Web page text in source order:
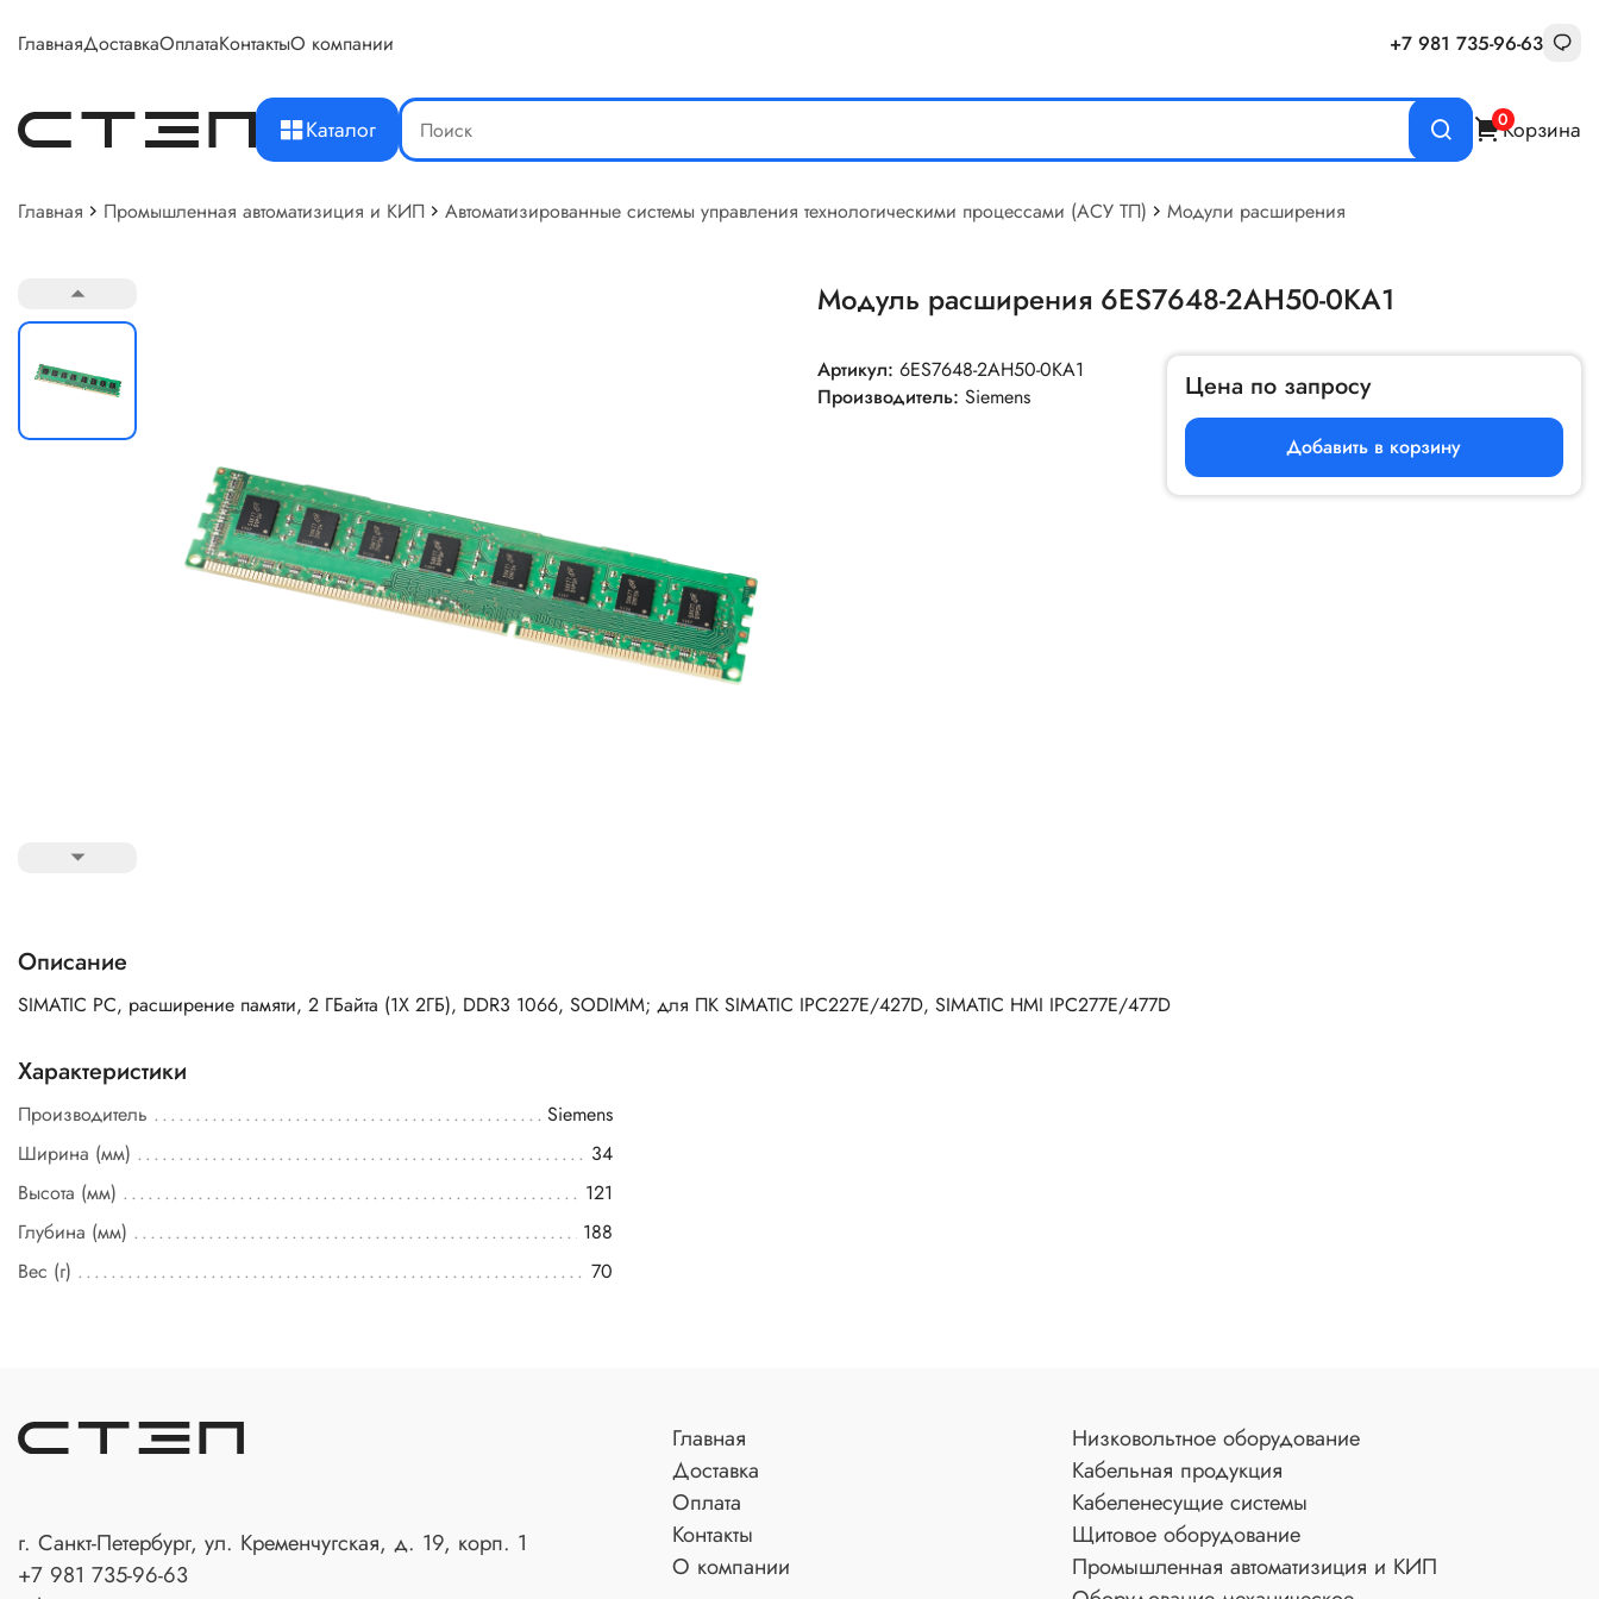
ГлавнаяДоставкаОплатаКонтактыО компании +7 981 735-96-63
Каталог 0Корзина
Главная Промышленная автоматизиция и КИП Автоматизированные системы управления технологическими процессами (АСУ ТП) Модули расширения
Модуль расширения 6ES7648-2AH50-0KA1
Артикул: 6ES7648-2AH50-0KA1
Производитель: Siemens Цена по запросу
Добавить в корзину
Описание
SIMATIC PC, расширение памяти, 2 ГБайта (1X 2ГБ), DDR3 1066, SODIMM; для ПК SIMATIC IPC227E/427D, SIMATIC HMI IPC277E/477D
Характеристики
Производитель
Siemens
Ширина (мм)
34
Высота (мм)
121
Глубина (мм)
188
Вес (г)
70
г. Санкт-Петербург, ул. Кременчугская, д. 19, корп. 1
+7 981 735-96-63
Главная
Доставка
Оплата
Контакты
О компании
Низковольтное оборудование
Кабельная продукция
Кабеленесущие системы
Щитовое оборудование
Промышленная автоматизиция и КИП